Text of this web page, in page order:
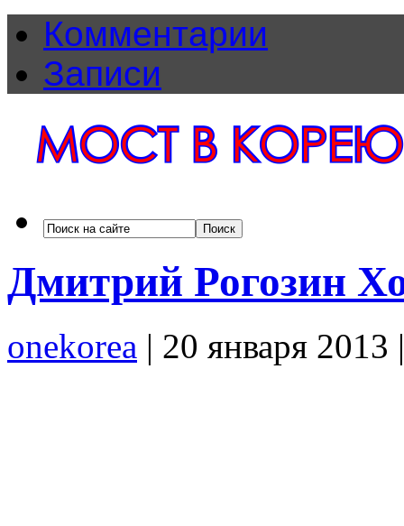
Комментарии
Записи
Дмитрий Рогозин
onekorea | 20 января 2013